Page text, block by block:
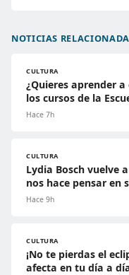
NOTICIAS
CULTURA
¿Quieres aprender
los cursos de la
Hace 7h
CULTURA
Lydia Bosch vuelve
nos hace pensar en
Hace 9h
CULTURA
¡No te pierdas el
afecta en tu día a